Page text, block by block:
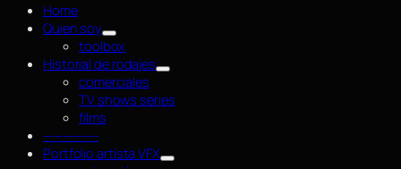
Home
Quien soy
toolbox
Historial de rodajes
comerciales
TV shows series
films
—————–
Portfolio artista VFX